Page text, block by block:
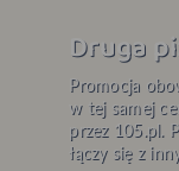
Druga
Promocja
w tej samej
przez 105.pl.
łączy się z